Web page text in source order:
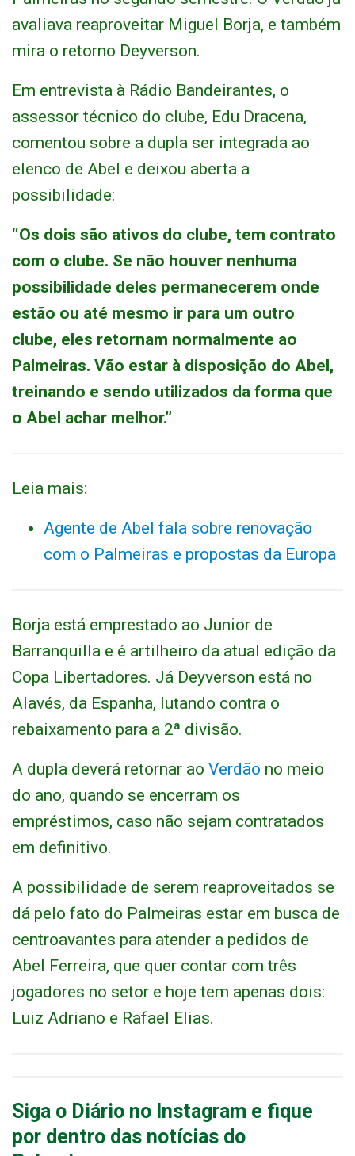
avaliava reaproveitar Miguel Borja, e também
mira o retorno Deyverson.
Em entrevista à Rádio Bandeirantes, o
assessor técnico do clube, Edu Dracena,
comentou sobre a dupla ser integrada ao
elenco de Abel e deixou aberta a
possibilidade:
“Os dois são ativos do clube, tem contrato
com o clube. Se não houver nenhuma
possibilidade deles permanecerem onde
estão ou até mesmo ir para um outro
clube, eles retornam normalmente ao
Palmeiras. Vão estar à disposição do Abel,
treinando e sendo utilizados da forma que
o Abel achar melhor.”
Leia mais:
Agente de Abel fala sobre renovação
com o Palmeiras e propostas da Europa
Borja está emprestado ao Junior de
Barranquilla e é artilheiro da atual edição da
Copa Libertadores. Já Deyverson está no
Alavés, da Espanha, lutando contra o
rebaixamento para a 2ª divisão.
A dupla deverá retornar ao Verdão no meio
do ano, quando se encerram os
empréstimos, caso não sejam contratados
em definitivo.
A possibilidade de serem reaproveitados se
dá pelo fato do Palmeiras estar em busca de
centroavantes para atender a pedidos de
Abel Ferreira, que quer contar com três
jogadores no setor e hoje tem apenas dois:
Luiz Adriano e Rafael Elias.
Siga o Diário no Instagram e fique
por dentro das notícias do